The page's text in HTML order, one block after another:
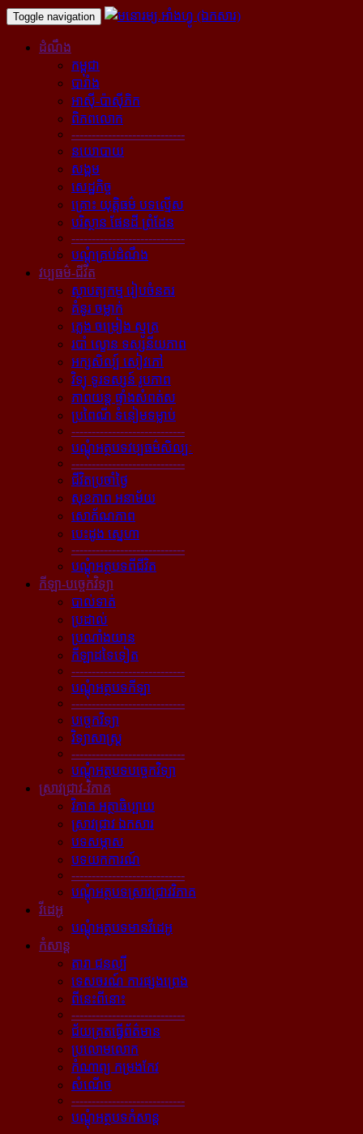
Toggle navigation
ដំណឹង
កម្ពុជា
បារាំង
អាស៊ី-ប៉ាស៊ីភិក
ពិភពលោក
----------------------------
នយោបាយ
សង្គម
សេដ្ឋកិច្ច
គ្រោះ យុត្តិធម៌ បទល្មើស
បរិស្ថាន ផែនដី ព្រំដែន
----------------------------
បណ្ដុំគ្រប់ដំណឹង
វប្បធម៌-ជីវិត
ស្ថាបត្យកម្ម រៀបចំនគរ
គំនូរ ចម្លាក់
ភ្លេង ចម្រៀង ស្មូត្រ
របាំ ល្ខោន ទស្សនីយភាព
អក្សសិល្ប៍ សៀវភៅ
វិទ្យុ ទូរទស្សន៍ រូបភាព
ភាពយន្ដ ផ្ទាំងសំពត់ស
ប្រពៃណី ទំនៀមទម្លាប់
----------------------------
បណ្ដុំអត្ថបទវប្បធម៌សិល្បៈ
----------------------------
ជីវិតប្រចាំថ្ងៃ
សុខភាព អនាម័យ
សោភ័ណភាព
បេះដូង ស្នេហា
----------------------------
បណ្ដុំអត្ថបទពីជីវិត
កីឡា-បច្ចេកវិទ្យា
បាល់ទាត់
ប្រដាល់
ប្រណាំងយាន
កីឡាដទៃទៀត
----------------------------
បណ្ដុំអត្ថបទកីឡា
----------------------------
បច្ចេកវិទ្យា
វិទ្យាសាស្ត្រ
----------------------------
បណ្ដុំអត្ថបទបច្ចេកវិទ្យា
ស្រាវជ្រាវ-វិភាគ
វិភាគ អត្ថាធិប្បាយ
ស្រាវជ្រាវ ឯកសារ
បទសម្ភាស
បទយកការណ៍
----------------------------
បណ្ដុំអត្ថបទស្រាវជ្រាវវិភាគ
វីដេអូ
បណ្ដុំអត្ថបទមានវីដេអូ
កំសាន្ដ
តារា ជនល្បី
ទេសចរណ៍ ការផ្សងព្រេង
ពីនេះពីនោះ
----------------------------
ជ័យគ្រតធ្វើព័ត៌មាន
ប្រលោមលោក
កំណាព្យ កម្រងកែវ
សំណើច
----------------------------
បណ្ដុំអត្ថបទកំសាន្ដ